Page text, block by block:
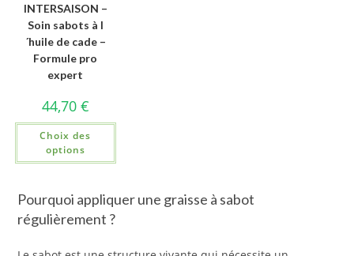
INTERSAISON –
Soin sabots à l
´huile de cade –
Formule pro
expert
44,70 €
Choix des
options
Pourquoi appliquer une graisse à sabot
régulièrement ?